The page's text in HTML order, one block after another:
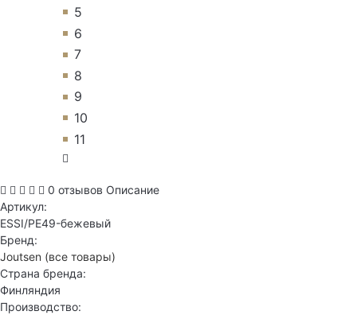
5
6
7
8
9
10
11
0 отзывов Описание
Артикул:
ESSI/PE49-бежевый
Бренд:
Joutsen (все товары)
Страна бренда:
Финляндия
Производство: